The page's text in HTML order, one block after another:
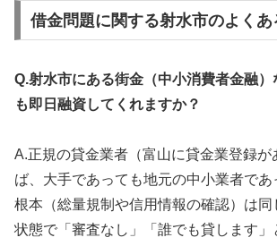
借金問題に関する射水市のよく
Q.射水市にある街金（中小消費者金融
も即日融資してくれますか？
A.正規の貸金業者（富山に貸金業登録が
ば、大手であっても地元の中小業者で
根本（総量規制や信用情報の確認）は同
状態で「審査なし」「誰でも貸します」